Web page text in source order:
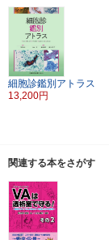
細胞診鑑別アトラス
13,200円
関連する本をさがす